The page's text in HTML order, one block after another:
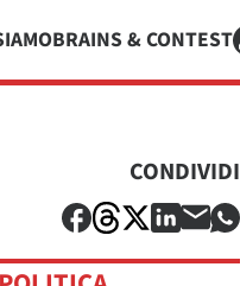
BRAINS & CONTEST
CONDIVIDI